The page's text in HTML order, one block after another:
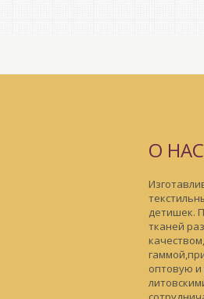
О НАС
детишек .
тканей
оптовую и